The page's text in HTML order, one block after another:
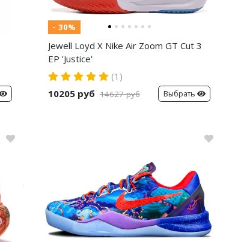
- 30%
Jewell Loyd X Nike Air Zoom GT Cut 3
EP 'Justice'
(1)
10205 руб 14627 руб Выбрать